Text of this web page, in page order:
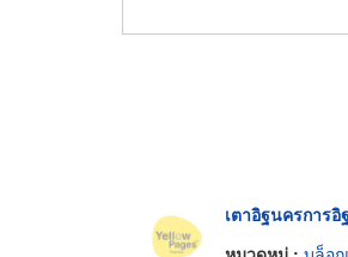
เตาอิฐนครการอิ